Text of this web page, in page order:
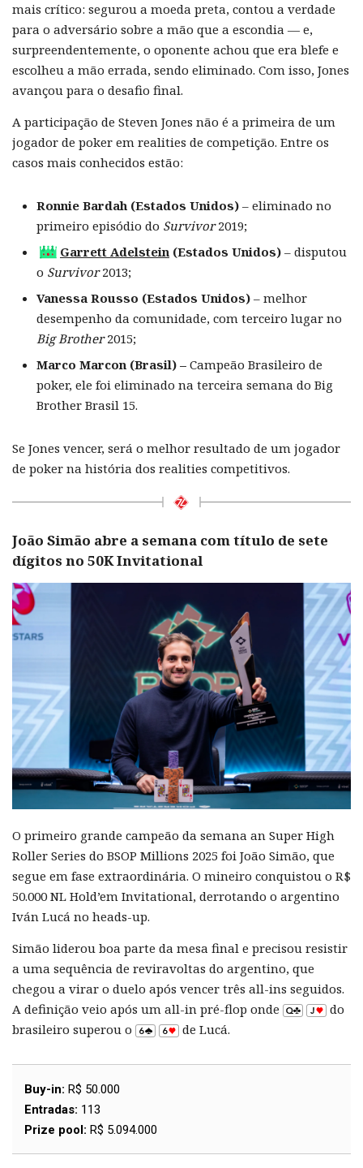
mais crítico: segurou a moeda preta, contou a verdade
para o adversário sobre a mão que a escondia — e,
surpreendentemente, o oponente achou que era blefe e
escolheu a mão errada, sendo eliminado. Com isso, Jones
avançou para o desafio final.
A participação de Steven Jones não é a primeira de um
jogador de poker em realities de competição. Entre os
casos mais conhecidos estão:
Ronnie Bardah (Estados Unidos) – eliminado no
primeiro episódio do Survivor2019;
Garrett Adelstein (Estados Unidos) – disputou
o Survivor2013;
Vanessa Rousso (Estados Unidos) – melhor
desempenho da comunidade, com terceiro lugar no
Big Brother2015;
Marco Marcon (Brasil) – Campeão Brasileiro de
poker, ele foi eliminado na terceira semana do Big
Brother Brasil 15.
Se Jones vencer, será o melhor resultado de um jogador
de poker na história dos realities competitivos.
João Simão abre a semana com título de sete
dígitos no 50K Invitational
O primeiro grande campeão da semana an Super High
Roller Series do BSOP Millions 2025 foi João Simão, que
segue em fase extraordinária. O mineiro conquistou o R$
50.000 NL Hold’em Invitational, derrotando o argentino
Iván Lucá no heads-up.
Simão liderou boa parte da mesa final e precisou resistir
a uma sequência de reviravoltas do argentino, que
chegou a virar o duelo após vencer três all-ins seguidos.
A definição veio após um all-in pré-flop onde
do
brasileiro superou o
de Lucá.
Buy-in: R$ 50.000
Entradas: 113
Prize pool: R$ 5.094.000